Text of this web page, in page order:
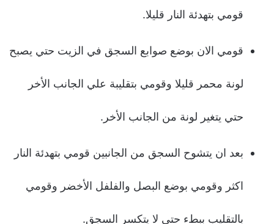
قومي بتهدئة النار قليلا.
قومي الان بوضع صوابع السجق في الزيت حتي يصبح
لونة محمر قليلا وقومي بتقليبة علي الجانب الأخر
حتي يتغير لونة من الجانب الأخر.
بعد ان يتشوح السجق من الجانبين قومي بتهدئة النار
اكثر وقومي بوضع البصل والفلفل الأخضر وقومي
بالتقليب ببطء حتي لا يتكسر السجق.